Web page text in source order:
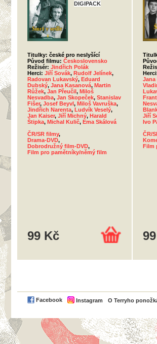
DIGIPACK
Titulky: české pro neslyšící
Původ filmu: Československo
Režisér: Jindřich Polák
Herci: Jiří Sovák, Rudolf Jelínek,
Radovan Lukavský, Eduard
Dubský, Jana Kasanová, Martin
Růžek, Jan Přeučil, Miloš
Nesvadba, Jan Skopeček, Stanislav
Fišer, Josef Beyvl, Miloš Vavruška,
Jindřich Narenta, Ludvík Veselý,
Jan Kaiser, Jiří Michný, Harald
Štipka, Michal Kulič, Ema Skálová
ČR/SR filmy,
Drama-DVD,
Dobrodružný film-DVD,
Film pro pamětníky/němý film
99 Kč
Jana
Jiří
Ivo
ČR/
Film
Facebook Instagram O Terryho